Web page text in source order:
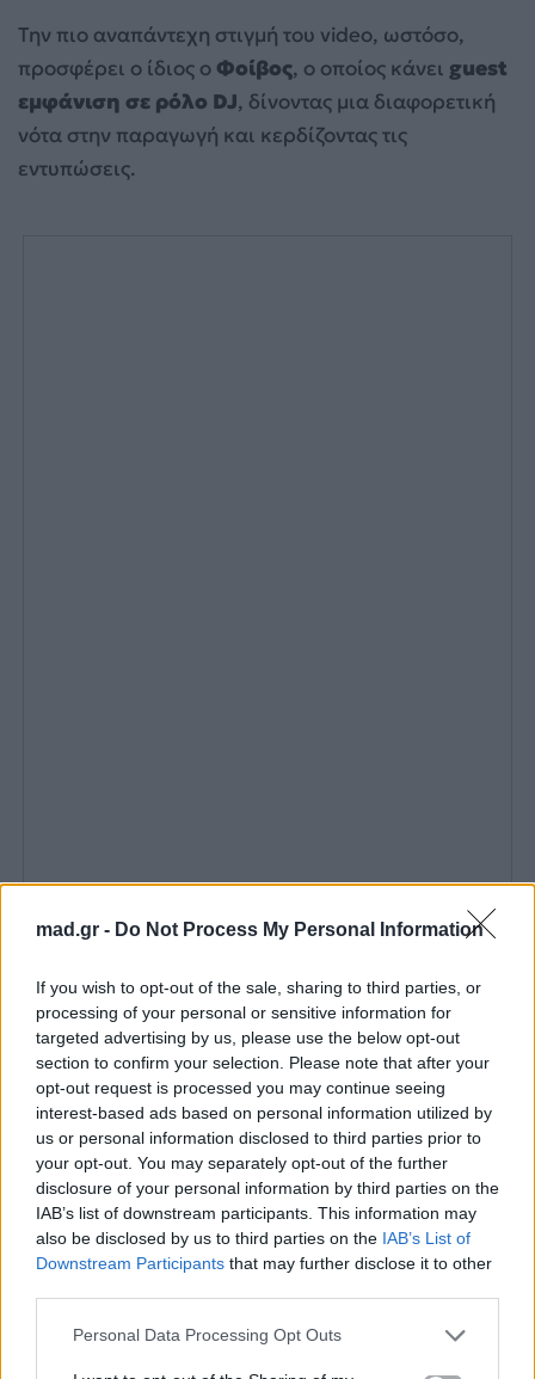
mad.gr - Do Not Process My Personal Information
If you wish to opt-out of the sale, sharing to third parties, or
processing of your personal or sensitive information for
targeted advertising by us, please use the below opt-out
section to confirm your selection. Please note that after your
opt-out request is processed you may continue seeing
interest-based ads based on personal information utilized by
us or personal information disclosed to third parties prior to
your opt-out. You may separately opt-out of the further
disclosure of your personal information by third parties on the
IAB’s list of downstream participants. This information may
also be disclosed by us to third parties on the IAB’s List of
Downstream Participants that may further disclose it to other
Personal Data Processing Opt Outs
Την πιο αναπάντεχη στιγμή του video, ωστόσο,
προσφέρει ο ίδιος ο Φοίβος, ο οποίος κάνει guest
εμφάνιση σε ρόλο DJ, δίνοντας μια διαφορετική
νότα στην παραγωγή και κερδίζοντας τις
εντυπώσεις.
Τησκηνοθεσία υπογράφει οSteven Airth, ο
οποίος δημιούργησε ένα clip γεμάτο έντονα
χρώματα, καλοκαιρινές εικόνες, χαρούμενη
διάθεση και ασταμάτητο ρυθμό
. Το αποτέλεσμα